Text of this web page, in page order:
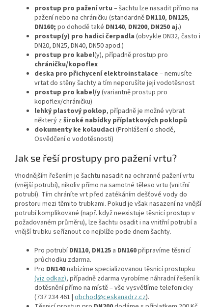
prostup pro pažení vrtu – šachtu lze nasadit přímo na
pažení nebo na chráničku (standardně DN110, DN125,
DN160; po dohodě také DN140, DN200, DN250 aj.)
prostup(y) pro hadici čerpadla (obvykle DN32, často i
DN20, DN25, DN40, DN50 apod.)
prostup pro kabel(y), případně prostup pro
chráničku/kopoflex
deska pro přichycení elektroinstalace – nemusíte
vrtat do stěny šachty a tím neporušíte její vodotěsnost
prostup pro kabel/y(variantně prostup pro
kopoflex/chráničku)
lehký plastový poklop, případně je možné vybrat
některý z široké nabídky příplatkových poklopů
dokumenty ke kolaudaci (Prohlášení o shodě,
Osvědčení o vodotěsnosti)
Jak se řeší prostupy pro pažení vrtu?
Vhodnějším řešením je šachtu nasadit na ochranné pažení vrtu
(vnější potrubí), nikoliv přímo na samotné těleso vrtu (vnitřní
potrubí). Tím chráníte vrt před zatékáním dešťové vody do
prostoru mezi těmito trubkami. Pokud je však nasazení na vnější
potrubí komplikované (např. když neexistuje těsnicí prostup v
požadovaném průměru), lze šachtu osadit i na vnitřní potrubí a
vnější trubku seříznout co nejblíže pode dnem šachty.
Pro potrubíDN110, DN125 a DN160připravíme těsnicí
průchodku zdarma.
Pro DN140nabízíme specializovanou těsnicí prostupku
(viz odkaz), případně zdarma vyrobíme náhradní řešení k
dotěsnění přímo na místě – vše vysvětlíme telefonicky
(737 234 461 | obchod@ceskanadrz.cz).